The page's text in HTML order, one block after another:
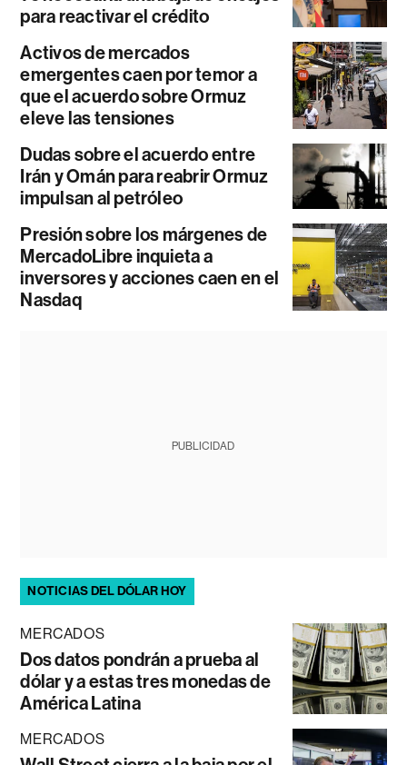
para reactivar el crédito
Activos de mercados
emergentes caen por temor a
que el acuerdo sobre Ormuz
eleve las tensiones
Dudas sobre el acuerdo entre
Irán y Omán para reabrir Ormuz
impulsan al petróleo
Presión sobre los márgenes de
MercadoLibre inquieta a
inversores y acciones caen en el
Nasdaq
PUBLICIDAD
NOTICIAS DEL DÓLAR HOY
MERCADOS
Dos datos pondrán a prueba al
dólar y a estas tres monedas de
América Latina
MERCADOS